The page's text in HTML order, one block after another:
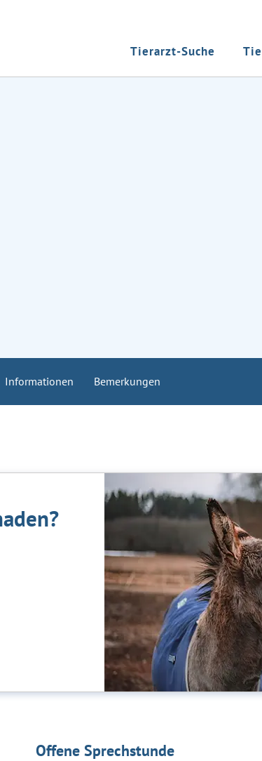
Tierarzt-Suche
Informationen Bemerkungen
Offene Sprechstunde